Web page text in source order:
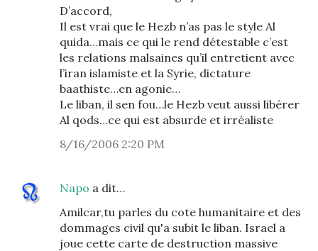
D’accord,
Il est vrai que le Hezb n’as pas le style Al
quida…mais ce qui le rend détestable c’est
les relations malsaines qu’il entretient avec
l’iran islamiste et la Syrie, dictature
baathiste…en agonie…
Le liban, il sen fou…le Hezb veut aussi libérer
Al qods…ce qui est absurde et irréaliste
8/16/2006 2:20 PM
Napo a dit…
Amilcar,tu parles du cote humanitaire et des
dommages civil qu'a subit le liban. Israel a
joue cette carte de destruction massive